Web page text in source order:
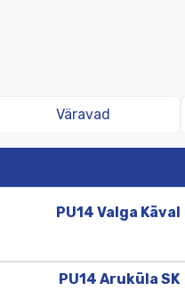
Väravad
PU14 Valga Käval
PU14 Aruküla SK